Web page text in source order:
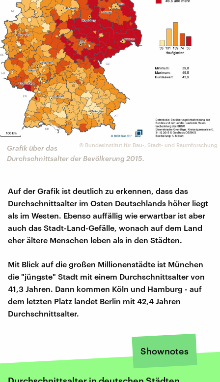
© Bundesinstitut für Bau-, Stadt- und Raumforschung
Grafik über das
Durchschnittsalter der Bevölkerung 2015.
Auf der Grafik ist deutlich zu erkennen, dass das
Durchschnittsalter im Osten Deutschlands höher liegt
als im Westen. Ebenso auffällig wie erwartbar ist aber
auch das Stadt-Land-Gefälle, wonach auf dem Land
eher ältere Menschen leben als in den Städten.
Mit Blick auf die großen Millionenstädte ist München
die "jüngste" Stadt mit einem Durchschnittsalter von
41,3 Jahren. Dann kommen Köln und Hamburg - auf
dem letzten Platz landet Berlin mit 42,4 Jahren
Durchschnittsalter.
Shownotes